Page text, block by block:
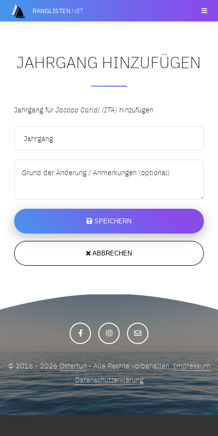
RANGLISTEN.NET
JAHRGANG HINZUFÜGEN
Jahrgang fürJacopo Caridi (ITA) hinzufügen
SPEICHERN
ABBRECHEN
© 2016 - 2026Ostertun- Alle Rechte vorbehalten.Impressum
Datenschutzerklärung